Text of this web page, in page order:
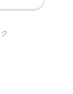
。
殴って発射。レシ
倒れるゴンの代わ
カンペキに勝利！
た。
ー共をしっかり懲